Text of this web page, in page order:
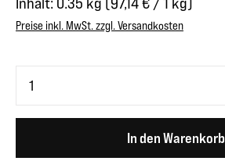
Preise inkl. MwSt. zzgl. Versandkosten
In den Warenkorb